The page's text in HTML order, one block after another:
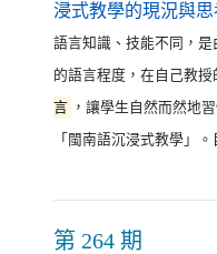
浸式教學的現況與思
語言知識、技能不同，
的語言程度，在自己教
言 ，讓學生自然而然地
「閩南語沉浸式教學」
第 264 期